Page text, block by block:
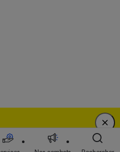
tout en soutenant
syndicats, des producteurs et des